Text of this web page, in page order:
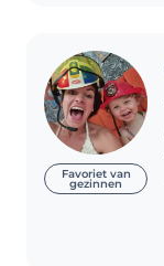
Favoriet van
gezinnen